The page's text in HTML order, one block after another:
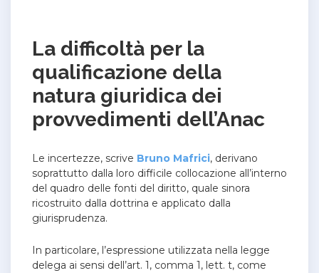
La difficoltà per la
qualificazione della
natura giuridica dei
provvedimenti dell’Anac
Le incertezze, scrive Bruno Mafrici, derivano
soprattutto dalla loro difficile collocazione all’interno
del quadro delle fonti del diritto, quale sinora
ricostruito dalla dottrina e applicato dalla
giurisprudenza.
In particolare, l’espressione utilizzata nella legge
delega ai sensi dell’art. 1, comma 1, lett. t, come